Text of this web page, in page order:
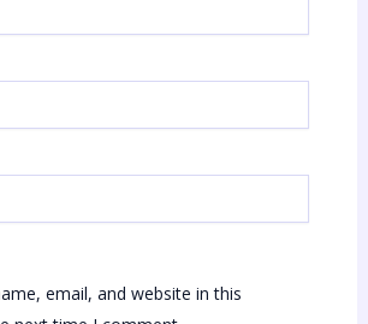
email, and website in this